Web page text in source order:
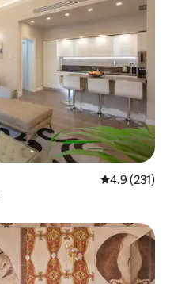
Calificación
4.9 (231)